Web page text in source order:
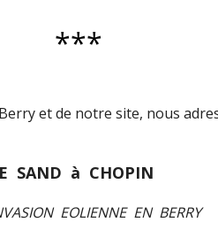
***
et de notre site, nous
SAND à CHOPIN
EOLIENNE EN BERRY